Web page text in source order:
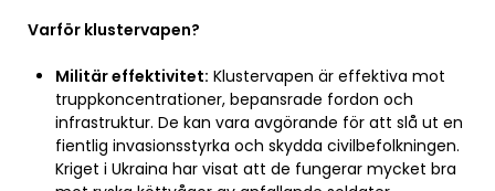
Varför klustervapen?
Militär effektivitet: Klustervapen är effektiva mot
truppkoncentrationer, bepansrade fordon och
infrastruktur. De kan vara avgörande för att slå ut en
fientlig invasionsstyrka och skydda civilbefolkningen.
Kriget i Ukraina har visat att de fungerar mycket bra